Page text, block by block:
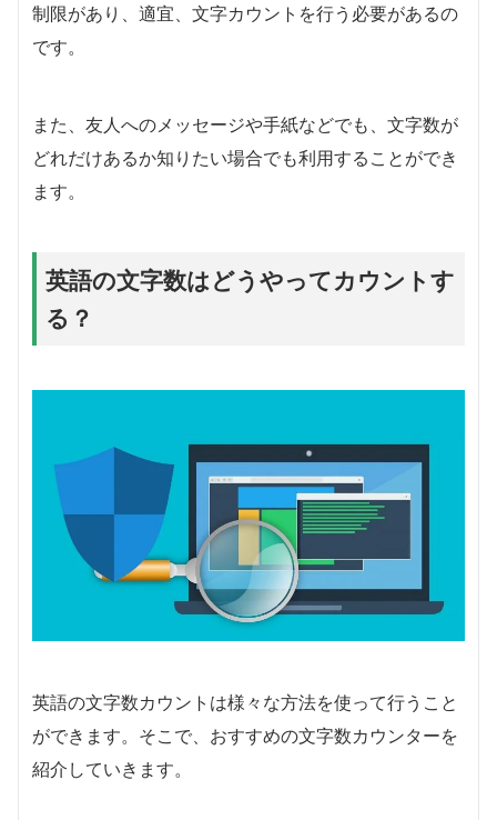
制限があり、適宜、文字カウントを行う必要があるの
です。
また、友人へのメッセージや手紙などでも、文字数が
どれだけあるか知りたい場合でも利用することができ
ます。
英語の文字数はどうやってカウントす
る？
英語の文字数カウントは様々な方法を使って行うこと
ができます。そこで、おすすめの文字数カウンターを
紹介していきます。